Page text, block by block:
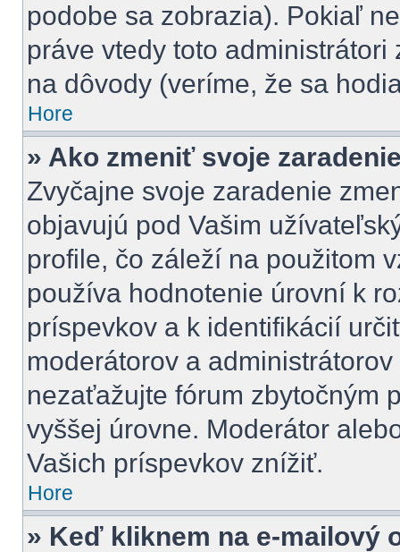
podobe sa zobrazia). Pokiaľ
práve vtedy toto
na dôvody (veríme, že sa
Hore
» Ako zmeniť svoje
Zvyčajne svoje zaradenie
objavujú pod Vašim
profile, čo záleží na použitom
používa hodnotenie úrovní k
príspevkov a k identifikácií
moderátorov a
nezaťažujte fórum zbytočným
vyššej úrovne. Moderátor
Vašich príspevkov znížiť.
Hore
» Keď kliknem na e-mailový